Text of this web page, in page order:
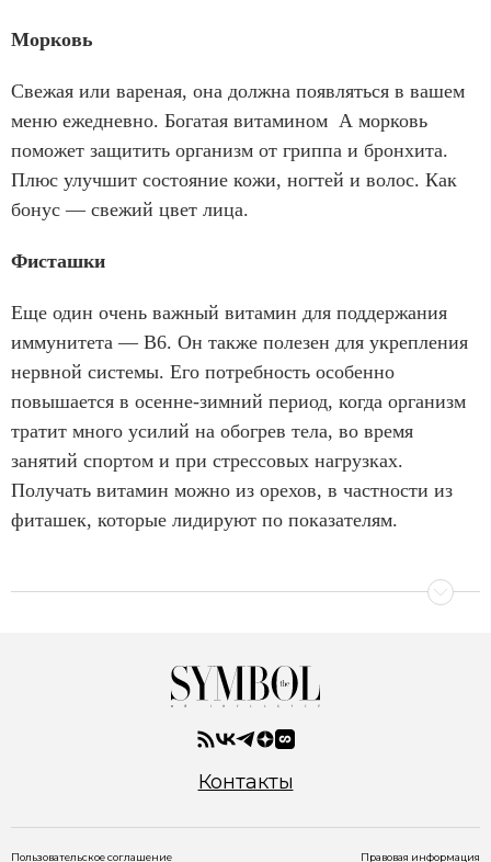
Морковь
Свежая или вареная, она должна появляться в вашем
меню ежедневно. Богатая витамином А морковь
поможет защитить организм от гриппа и бронхита.
Плюс улучшит состояние кожи, ногтей и волос. Как
бонус — свежий цвет лица.
Фисташки
Еще один очень важный витамин для поддержания
иммунитета — В6. Он также полезен для укрепления
нервной системы. Его потребность особенно
повышается в осенне-зимний период, когда организм
тратит много усилий на обогрев тела, во время
занятий спортом и при стрессовых нагрузках.
Получать витамин можно из орехов, в частности из
фиташек, которые лидируют по показателям.
Контакты
Пользовательское соглашение Правовая информация